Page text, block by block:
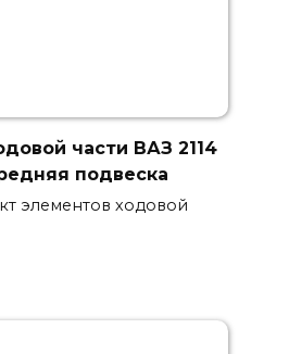
части ВАЗ 2114
подвеска
элементов ходовой